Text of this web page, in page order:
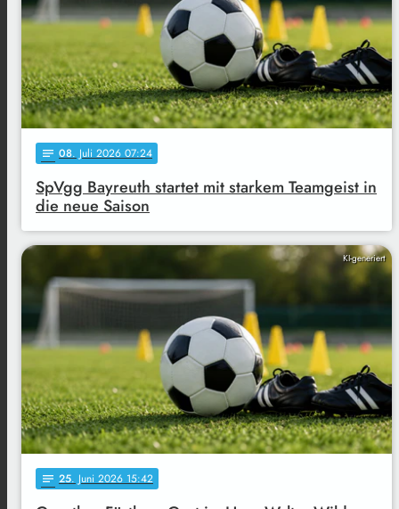
notes 08. Juli 2026 07:24
SpVgg Bayreuth startet mit starkem Teamgeist in
die neue Saison
KI-generiert
notes 25. Juni 2026 15:42